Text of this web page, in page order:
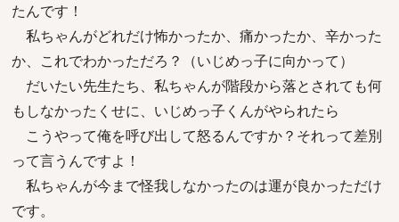
たんです！
私ちゃんがどれだけ怖かったか、痛かったか、辛かった
か、これでわかっただろ？（いじめっ子に向かって）
だいたい先生たち、私ちゃんが階段から落とされても何
もしなかったくせに、いじめっ子くんがやられたら
こうやって俺を呼び出して怒るんですか？それって差別
って言うんですよ！
私ちゃんが今まで怪我しなかったのは運が良かっただけ
です。